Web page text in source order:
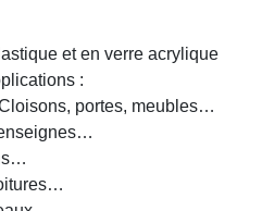
et en verre acrylique
:
portes, meubles…